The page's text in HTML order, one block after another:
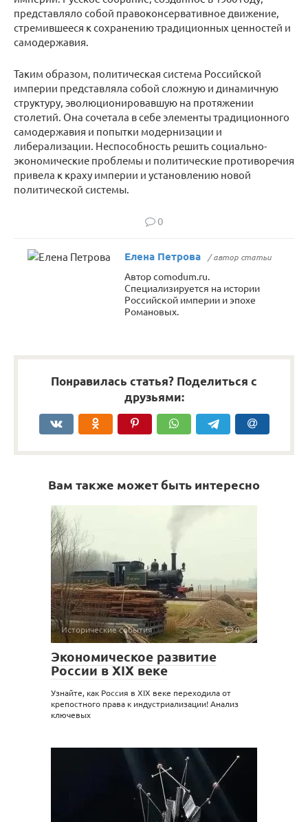
представляло собой правоконсервативное движение,
стремившееся к сохранению традиционных ценностей и
самодержавия.
Таким образом, политическая система Российской
империи представляла собой сложную и динамичную
структуру, эволюционировавшую на протяжении
столетий. Она сочетала в себе элементы традиционного
самодержавия и попытки модернизации и
либерализации. Неспособность решить социально-
экономические проблемы и политические противоречия
привела к краху империи и установлению новой
политической системы.
0
Елена Петрова / автор статьи
Автор comodum.ru.
Специализируется на истории
Российской империи и эпохе
Романовых.
Понравилась статья? Поделиться с
друзьями:
Вам также может быть интересно
Исторические события 0
Экономическое развитие
России в XIX веке
Узнайте, как Россия в XIX веке переходила от
крепостного права к индустриализации! Анализ
ключевых